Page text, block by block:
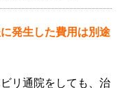
発生した費用は別途
リ通院をしても、治